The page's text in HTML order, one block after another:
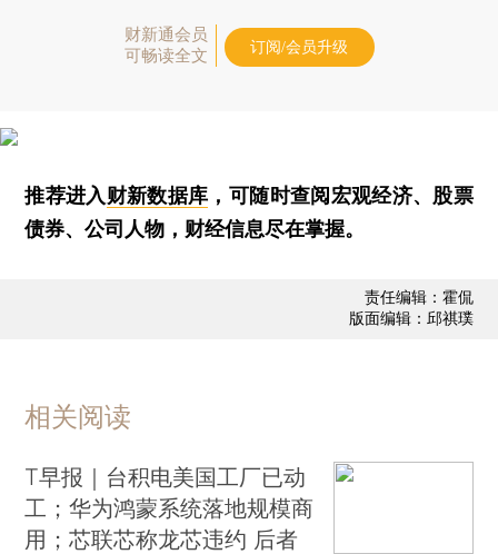
财新通会员
可畅读全文
订阅/会员升级
推荐进入财新数据库 ，可随时查阅宏观经济、股票
债券、公司人物，财经信息尽在掌握。
责任编辑：霍侃
版面编辑：邱祺璞
相关阅读
T早报｜台积电美国工厂已动
工；华为鸿蒙系统落地规模商
用；芯联芯称龙芯违约 后者